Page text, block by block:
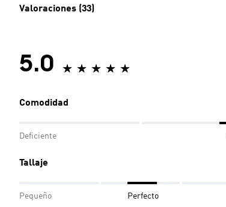
Valoraciones (33)
5.0
Comodidad
Deficiente
Tallaje
Pequeño Perfecto